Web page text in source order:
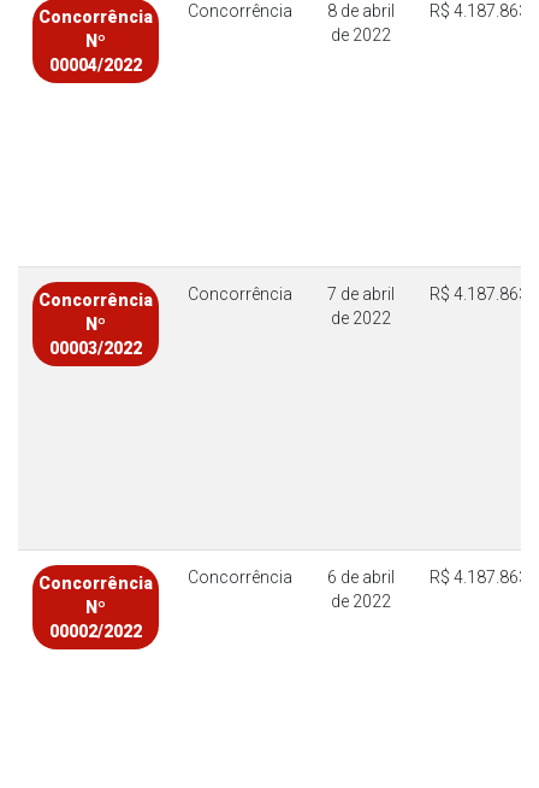
Concorrência
Nº
00004/2022
Concorrência
8 de abril
de 2022
R$
Concorrência
Nº
00003/2022
Concorrência
7 de abril
de 2022
R$
Concorrência
Nº
00002/2022
Concorrência
6 de abril
de 2022
R$